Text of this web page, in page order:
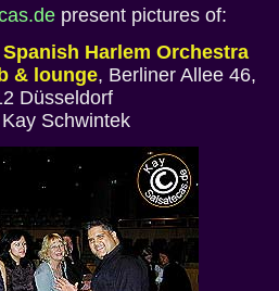
present pictures of:
Spanish Harlem Orchestra
& lounge, Berliner Allee 46,
Düsseldorf
Schwintek